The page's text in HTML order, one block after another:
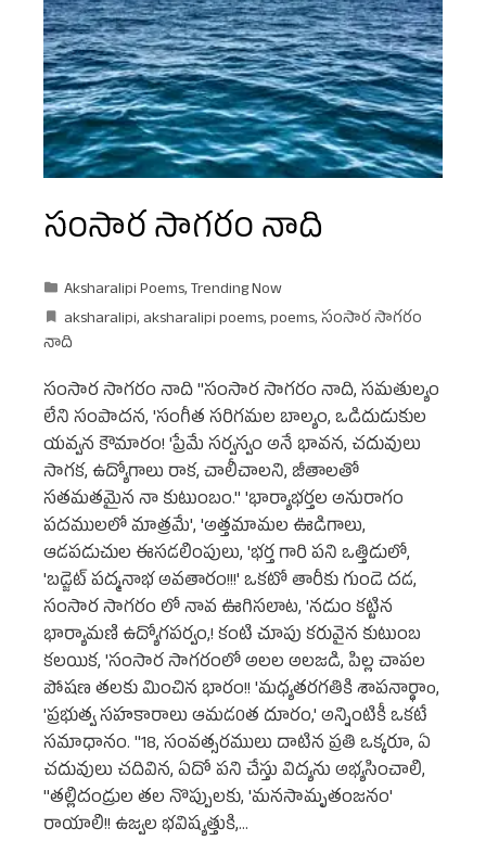
సంసార సాగరం నాది
Aksharalipi Poems,Trending Now
aksharalipi, aksharalipi poems,poems,సంసార సాగరం
నాది
సంసార సాగరం నాది "సంసార సాగరం నాది, సమతుల్యం
లేని సంపాదన, 'సంగీత సరిగమల బాల్యం, ఒడిదుడుకుల
యవ్వన కౌమారం! 'ప్రేమే సర్వస్వం అనే భావన, చదువులు
సాగక, ఉద్యోగాలు రాక, చాలీచాలని, జీతాలతో
సతమతమైన నా కుటుంబం." 'భార్యాభర్తల అనురాగం
పదములలో మాత్రమే', 'అత్తమామల ఊడిగాలు,
ఆడపడుచుల ఈసడలింపులు, 'భర్త గారి పని ఒత్తిడులో,
'బడ్జెట్ పద్మనాభ అవతారం!!!' ఒకటో తారీకు గుండె దడ,
సంసార సాగరం లో నావ ఊగిసలాట, 'నడుం కట్టిన
భార్యామణి ఉద్యోగపర్వం,! కంటి చూపు కరువైన కుటుంబ
కలయిక, 'సంసార సాగరంలో అలల అలజడి, పిల్ల చాపల
పోషణ తలకు మించిన భారం!! 'మధ్యతరగతికి శాపనార్థాo,
'ప్రభుత్వ సహకారాలు ఆమడ0త దూరం,' అన్నింటికీ ఒకటే
సమాధానం. "18, సంవత్సరములు దాటిన ప్రతి ఒక్కరూ, ఏ
చదువులు చదివిన, ఏదో పని చేస్తు విద్యను అభ్యసించాలి,
"తల్లిదండ్రుల తల నొప్పులకు, 'మనసామృతంజనం'
రాయాలి!! ఉజ్వల భవిష్యత్తుకి,…